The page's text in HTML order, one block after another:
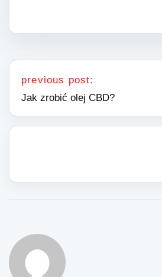
Nawigacja wpisu
previous post:
Jak zrobić olej CBD?